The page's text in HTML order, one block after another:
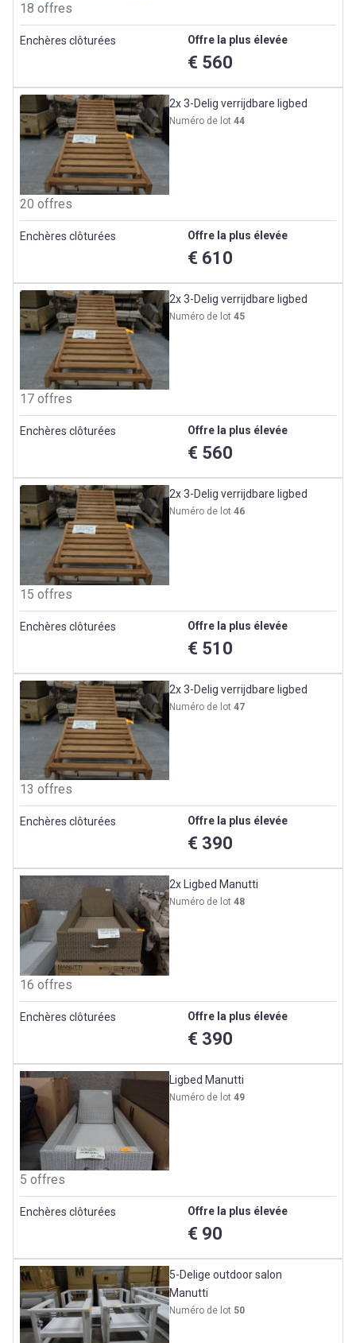
18 offres
Enchères clôturées Offre la plus élevée
€ 560
2x 3-Delig verrijdbare ligbed
Numéro de lot44
20 offres
Enchères clôturées Offre la plus élevée
€ 610
2x 3-Delig verrijdbare ligbed
Numéro de lot45
17 offres
Enchères clôturées Offre la plus élevée
€ 560
2x 3-Delig verrijdbare ligbed
Numéro de lot46
15 offres
Enchères clôturées Offre la plus élevée
€ 510
2x 3-Delig verrijdbare ligbed
Numéro de lot47
13 offres
Enchères clôturées Offre la plus élevée
€ 390
2x Ligbed Manutti
Numéro de lot48
16 offres
Enchères clôturées Offre la plus élevée
€ 390
Ligbed Manutti
Numéro de lot49
5 offres
Enchères clôturées Offre la plus élevée
€ 90
5-Delige outdoor salon
Manutti
Numéro de lot 50